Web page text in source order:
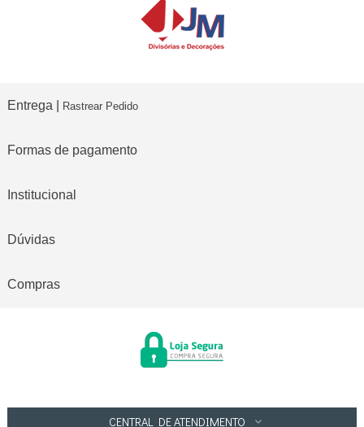
Entrega | Rastrear Pedido
Formas de pagamento
Institucional
Dúvidas
Compras
CENTRAL DE ATENDIMENTO